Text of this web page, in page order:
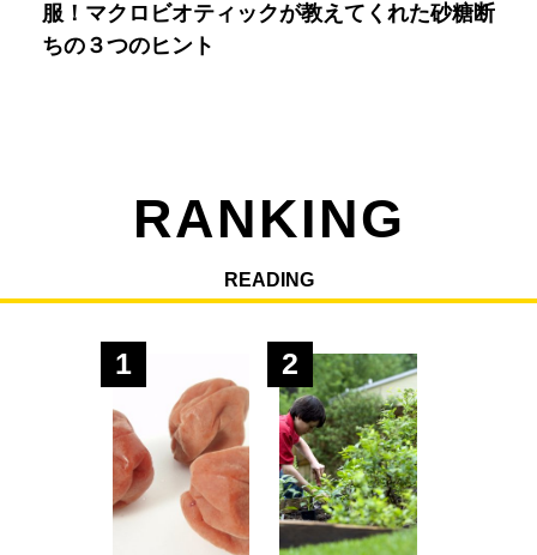
服！マクロビオティックが教えてくれた砂糖断
ちの３つのヒント
RANKING
READING
1 2